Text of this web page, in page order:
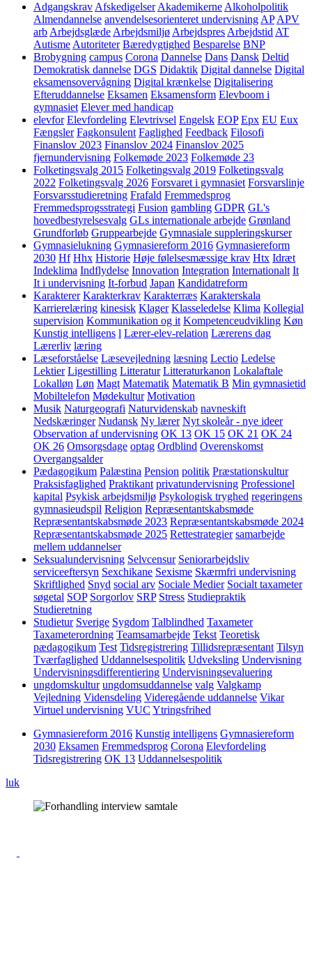
Adgangskrav Afskedigelser Akademikerne Alkoholpolitik
Almendannelse anvendelsesorienteret undervisning AP APV
arb Arbejdsglæde Arbejdsmiljø Arbejdspres Arbejdstid AT
Autisme Autoriteter Bæredygtighed Besparelse BNP
Brobygning campus Corona Dannelse Dans Dansk Deltid
Demokratisk dannelse DGS Didaktik Digital dannelse Digital
eksamensovervågning Digital krænkelse Digitalisering
Efteruddannelse Eksamen Eksamensform Elevboom i
gymnasiet Elever med handicap
elevfor Elevfordeling Elevtrivsel Engelsk EOP Epx EU Eux
Fængsler Fagkonsulent Faglighed Feedback Filosofi
Finanslov 2023 Finanslov 2024 Finanslov 2025
fjernundervisning Folkemøde 2023 Folkemøde 23
Folketingsvalg 2015 Folketingsvalg 2019 Folketingsvalg
2022 Folketingsvalg 2026 Forsvaret i gymnasiet Forsvarslinje
Forsvarsstudieretning Frafald Fremmedsprog
Fremmedsprogsstrategi Fusion gambling GDPR GL's
hovedbestyrelsesvalg GLs internationale arbejde Grønland
Grundforløb Gruppearbejde Gymnasiale suppleringskurser
Gymnasielukning Gymnasiereform 2016 Gymnasiereform
2030 Hf Hhx Historie Høje følelsesmæssige krav Htx Idræt
Indeklima Indflydelse Innovation Integration Internationalt It
It i undervisning It-forbud Japan Kandidatreform
Karakterer Karakterkrav Karakterræs Karakterskala
Karrierelæring kinesisk Klager Klasseledelse Klima Kollegial
supervision Kommunikation og it Kompetenceudvikling Køn
Kunstig intelligens l Lærer-elev-relation Lærerens dag
Lærerliv læring
Læseforståelse Læsevejledning læsning Lectio Ledelse
Lektier Ligestilling Litteratur Litteraturkanon Lokalaftale
Lokalløn Løn Magt Matematik Matematik B Min gymnasietid
Mobiltelefon Mødekultur Motivation
Musik Naturgeografi Naturvidenskab navneskift
Nedskæringer Nudansk Ny lærer Nyt skoleår - nye ideer
Observation af undervisning OK 13 OK 15 OK 21 OK 24
OK 26 Omsorgsdage optag Ordblind Overenskomst
Overgangsalder
Pædagogikum Palæstina Pension politik Præstationskultur
Praksisfaglighed Praktikant privatundervisning Professionel
kapital Psykisk arbejdsmiljø Psykologisk tryghed regeringens
gymnasieudspil Religion Repræsentantskabsmøde
Repræsentantskabsmøde 2023 Repræsentantskabsmøde 2024
Repræsentantskabsmøde 2025 Rettestrategier samarbejde
mellem uddannelser
Seksualundervisning Selvcensur Seniorarbejdsliv
serviceeftersyn Sexchikane Sexisme Skærmfri undervisning
Skriftlighed Snyd social arv Sociale Medier Socialt taxameter
søgetal SOP Sorgorlov SRP Stress Studiepraktik
Studieretning
Studietur Sverige Sygdom Talblindhed Taxameter
Taxameterordning Teamsamarbejde Tekst Teoretisk
pædagogikum Test Tidsregistrering Tillidsrepræsentant Tilsyn
Tværfaglighed Uddannelsespolitik Udveksling Undervisning
Undervisningsdifferentiering Undervisningsevaluering
ungdomskultur ungdomsuddannelse valg Valgkamp
Vejledning Vidensdeling Videregående uddannelse Vikar
Virtuel undervisning VUC Ytringsfrihed
Gymnasiereform 2016 Kunstig intelligens Gymnasiereform
2030 Eksamen Fremmedsprog Corona Elevfordeling
Tidsregistrering OK 13 Uddannelsespolitik
luk